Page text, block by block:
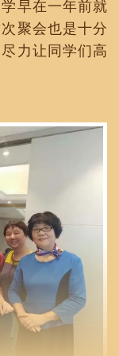
早在一年前就
聚会也是十分
力让同学们高